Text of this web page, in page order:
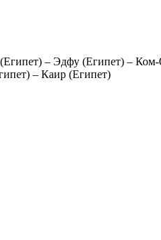
– Эдфу (Египет) –
– Каир (Египет)